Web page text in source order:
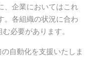
、企業においてはこれ
。各組織の状況に合わ
必要があります。
自動化を支援いたしま